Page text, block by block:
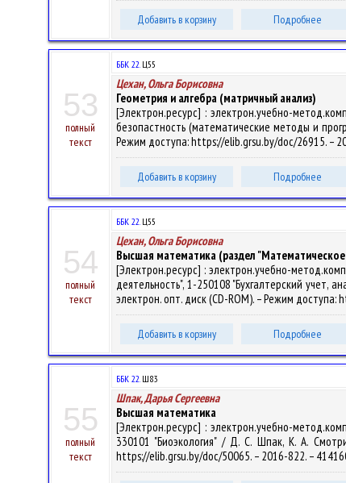
Добавить в корзину Подробнее
53
полный
текст
ББК 22.Ц55
Цехан, Ольга Борисовна
Геометрия и алгебра (матричный анализ)
[Электрон.ресурс] : электрон.учебно-
безопастность (математические методы и
Режим доступа: https://elib.grsu.by/doc/26915. –
Добавить в корзину Подробнее
54
полный
текст
ББК 22.Ц55
Цехан, Ольга Борисовна
Высшая математика (раздел
[Электрон.ресурс] : электрон.учебно-
деятельность", 1-250108 "Бухгалтерский учет,
электрон. опт. диск (CD-ROM). – Режим
Добавить в корзину Подробнее
55
полный
текст
ББК 22.Ш83
Шпак, Дарья Сергеевна
Высшая математика
[Электрон.ресурс] : электрон.учебно-
330101 "Биоэкология" / Д. С. Шпак, К. А.
https://elib.grsu.by/doc/50065. – 2016-822. –